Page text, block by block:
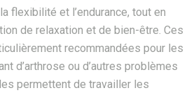
flexibilité et l’endurance, tout en
de relaxation et de bien-être. Ces
recommandées pour les
d’arthrose ou d’autres problèmes
permettent de travailler les